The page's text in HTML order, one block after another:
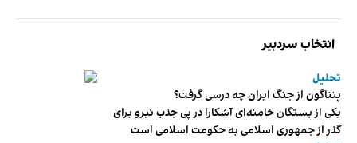
انتخاب سردبیر
تحلیل
پنتاگون از جنگ ایران چه درسی گرفت؟
یکی از بستگان خامنه‌ای آشکارا در پی جذب نیرو برای
گذر از جمهوری اسلامی به حکومت اسلامی است